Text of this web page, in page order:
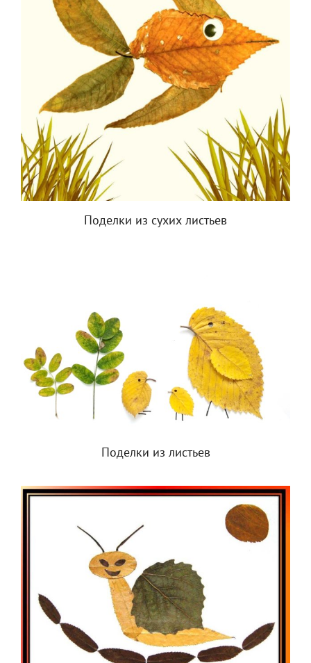
Поделки из сухих листьев
Поделки из листьев